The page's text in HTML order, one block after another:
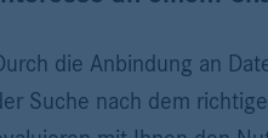
die Anbindung an
Suche nach dem